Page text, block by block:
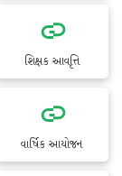
શિક્ષક આવૃત્તિ
વાર્ષિક આયોજન